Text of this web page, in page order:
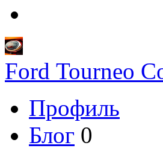
Ford Tourneo
Профиль
Блог 0